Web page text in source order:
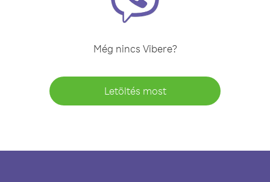
Még nincs Vibere?
Letöltés most